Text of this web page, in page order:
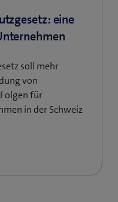
eine
soll mehr
von
für
in der Schweiz